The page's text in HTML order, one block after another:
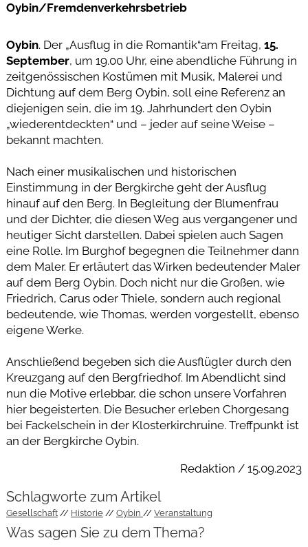
Oybin/Fremdenverkehrsbetrieb
Oybin. Der „Ausflug in die Romantik“am Freitag, 15.
September, um 19.00 Uhr, eine abendliche Führung in
zeitgenössischen Kostümen mit Musik, Malerei und
Dichtung auf dem Berg Oybin, soll eine Referenz an
diejenigen sein, die im 19. Jahrhundert den Oybin
„wiederentdeckten“ und – jeder auf seine Weise –
bekannt machten.
Nach einer musikalischen und historischen
Einstimmung in der Bergkirche geht der Ausflug
hinauf auf den Berg. In Begleitung der Blumenfrau
und der Dichter, die diesen Weg aus vergangener und
heutiger Sicht darstellen. Dabei spielen auch Sagen
eine Rolle. Im Burghof begegnen die Teilnehmer dann
dem Maler. Er erläutert das Wirken bedeutender Maler
auf dem Berg Oybin. Doch nicht nur die Großen, wie
Friedrich, Carus oder Thiele, sondern auch regional
bedeutende, wie Thomas, werden vorgestellt, ebenso
eigene Werke.
Anschließend begeben sich die Ausflügler durch den
Kreuzgang auf den Bergfriedhof. Im Abendlicht sind
nun die Motive erlebbar, die schon unsere Vorfahren
hier begeisterten. Die Besucher erleben Chorgesang
bei Fackelschein in der Klosterkirchruine. Treffpunkt ist
an der Bergkirche Oybin.
Redaktion / 15.09.2023
Schlagworte zum Artikel
Gesellschaft Historie Oybin Veranstaltung
Was sagen Sie zu dem Thema?